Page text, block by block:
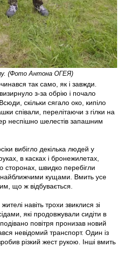
(Фото Антона ОГЕЯ)
так само, як і завжди.
з-за обрію і почало
скільки сягало око, кипіло
співали, перелітаючи з гілки на
неспішно шелестів запашним
вибігло декілька людей у
в касках і бронежилетах,
сторонах, швидко перебігли
найближчими кущами. Вмить усе
що ж відбувається.
навіть трохи звиклися зі
які продовжували сидіти в
повітря пронизав новий
невідомий транспорт. Один із
різкий жест рукою. Інші вмить